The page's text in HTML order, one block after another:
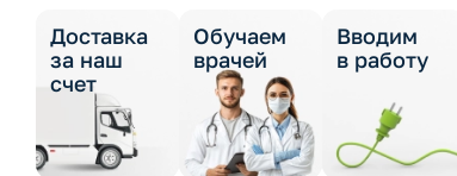
Доставка
за наш
счет
Обучаем
врачей
Вводим
в работу